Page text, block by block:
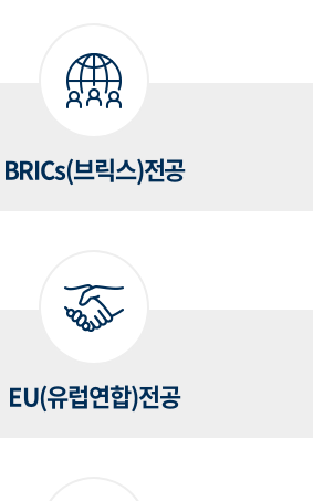
BRICs(브릭스)전공
EU(유럽연합)전공